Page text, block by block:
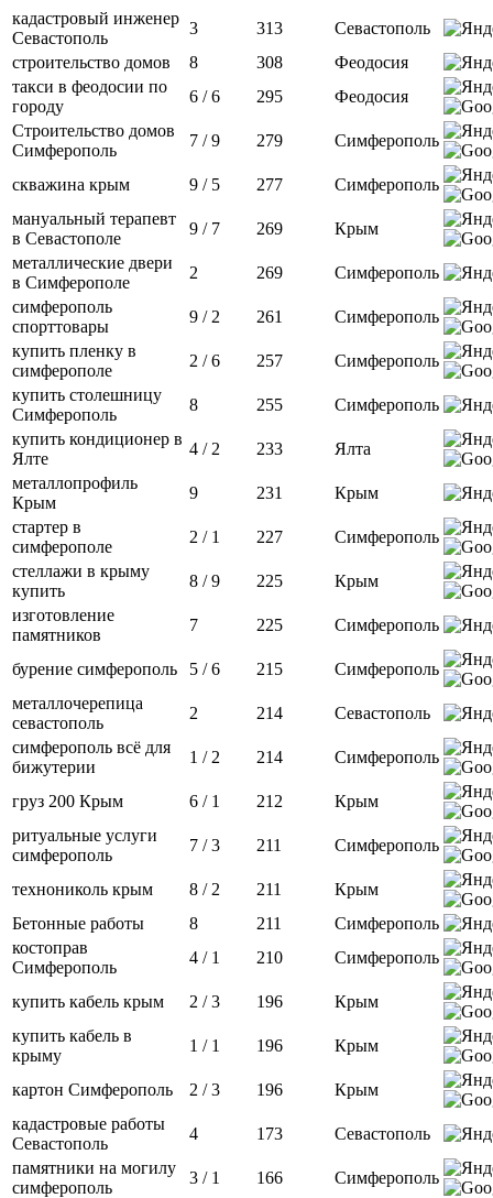
кадастровый инженер
Севастополь
3 313
Севастополь
строительство домов
8 308
Феодосия
такси в феодосии по
городу
6 / 6 295
Феодосия
Строительство домов
Симферополь
7 / 9 279 Симферополь
скважина крым 9 / 5 277
Симферополь
мануальный терапевт
в Севастополе
9 / 7 269
Крым
металлические двери
в Симферополе
2 269
Симферополь
симферополь
спорттовары
9 / 2 261
Симферополь
купить пленку в
симферополе
2 / 6 257
Симферополь
купить столешницу
Симферополь
8 255
Симферополь
купить кондиционер в
Ялте
4 / 2 233
Ялта
металлопрофиль
Крым
9 231
Крым
стартер в
симферополе
2 / 1 227
Симферополь
стеллажи в крыму
купить
8 / 9 225
Крым
изготовление
памятников
7 225 Симферополь
бурение симферополь 5 / 6 215
Симферополь
металлочерепица
севастополь
2 214
Севастополь
симферополь всё для
бижутерии
1 / 2 214 Симферополь
груз 200 Крым 6 / 1 212
Крым
ритуальные услуги
симферополь
7 / 3 211 Симферополь
технониколь крым 8 / 2 211
Крым
Бетонные работы
8 211
Симферополь
костоправ
Симферополь
4 / 1 210 Симферополь
купить кабель крым 2 / 3 196
Крым
купить кабель в
крыму
1 / 1 196 Крым
картон Симферополь 2 / 3 196
Крым
кадастровые работы
Севастополь
4 173
Севастополь
памятники на могилу
симферополь
3 / 1 166
Симферополь